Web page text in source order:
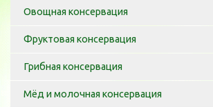
Овощная консервация
Фруктовая консервация
Грибная консервация
Мёд и молочная консервация